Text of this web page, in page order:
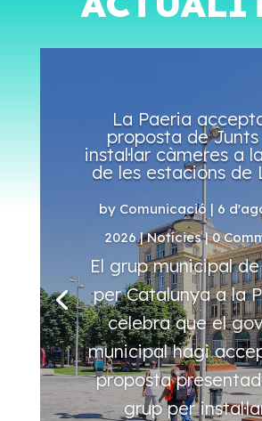
La Paeria
proposta de
instal·lar càmeres a
de les estacions de
by Comunicació | 6
2026|Notícies| 0
El grup municipal
per Catalunya a la
celebra que el
municipal hagi
proposta
grup per